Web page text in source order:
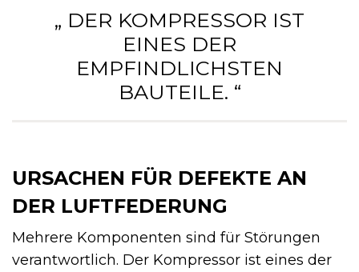
„ DER KOMPRESSOR IST
EINES DER
EMPFINDLICHSTEN
BAUTEILE. “
URSACHEN FÜR DEFEKTE AN
DER LUFTFEDERUNG
Mehrere Komponenten sind für Störungen
verantwortlich. Der Kompressor ist eines der